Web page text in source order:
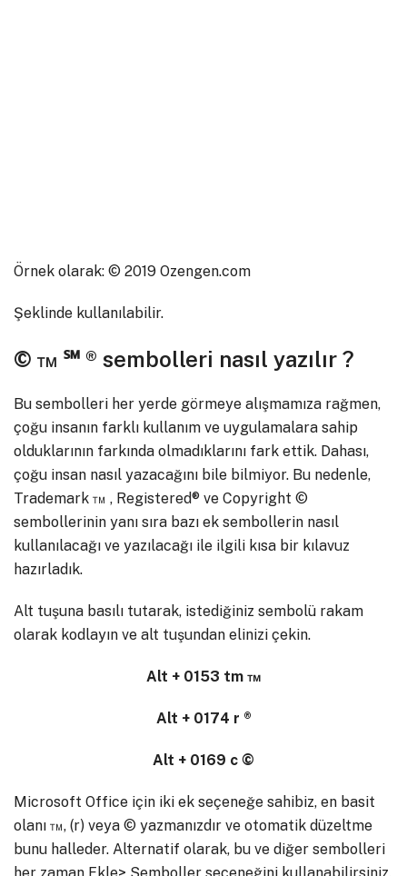
Örnek olarak: © 2019 Ozengen.com
Şeklinde kullanılabilir.
© ™ ℠ ® sembolleri nasıl yazılır ?
Bu sembolleri her yerde görmeye alışmamıza rağmen,
çoğu insanın farklı kullanım ve uygulamalara sahip
olduklarının farkında olmadıklarını fark ettik. Dahası,
çoğu insan nasıl yazacağını bile bilmiyor. Bu nedenle,
Trademark ™ , Registered® ve Copyright ©
sembollerinin yanı sıra bazı ek sembollerin nasıl
kullanılacağı ve yazılacağı ile ilgili kısa bir kılavuz
hazırladık.
Alt tuşuna basılı tutarak, istediğiniz sembolü rakam
olarak kodlayın ve alt tuşundan elinizi çekin.
Alt + 0153 tm ™
Alt + 0174 r ®
Alt + 0169 c ©
Microsoft Office için iki ek seçeneğe sahibiz, en basit
olanı ™, (r) veya © yazmanızdır ve otomatik düzeltme
bunu halleder. Alternatif olarak, bu ve diğer sembolleri